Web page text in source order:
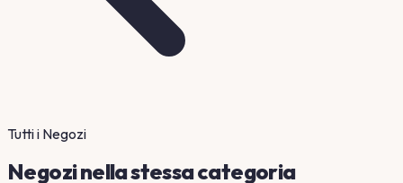
Tutti i Negozi
Negozi nella stessa categoria